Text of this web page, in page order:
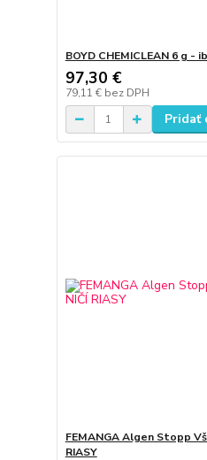
BOYD CHEMICLEAN 6 g
97,30 €
79,11 € bez DPH
Pridať
FEMANGA Algen Stopp
RIASY